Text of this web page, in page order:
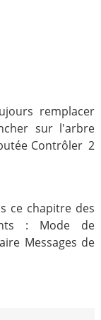
remplacer
sur l'arbre
Contrôler 2
ce chapitre des
: Mode de
Messages de